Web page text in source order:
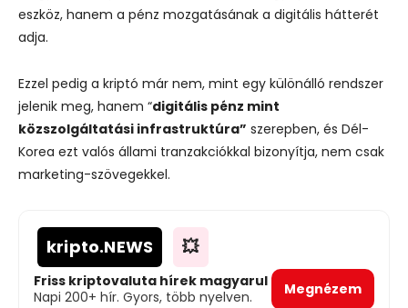
eszköz, hanem a pénz mozgatásának a digitális hátterét
adja.
Ezzel pedig a kriptó már nem, mint egy különálló rendszer
jelenik meg, hanem “digitális pénz mint
közszolgáltatási infrastruktúra” szerepben, és Dél-
Korea ezt valós állami tranzakciókkal bizonyítja, nem csak
marketing-szövegekkel.
kripto.NEWS 💥
Friss kriptovaluta hírek magyarul
Napi 200+ hír. Gyors, több nyelven.
Megnézem